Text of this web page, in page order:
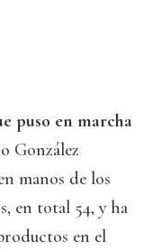
puso en marcha
González
manos de los
en total 54, y ha
en el